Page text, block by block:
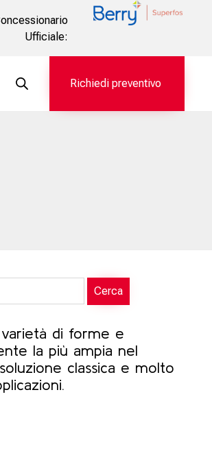
Ufficiale:
Richiedi preventivo
Cerca
varietà di forme e
la più ampia nel
classica e molto